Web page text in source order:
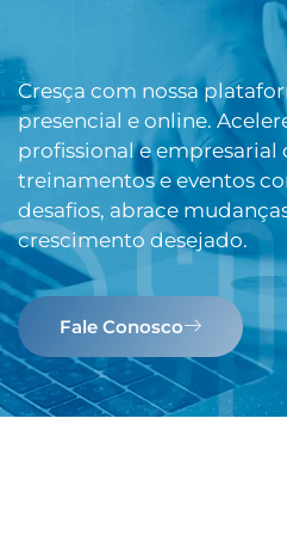
Cresça com nossa
presencial e online.
profissional e empresarial
treinamentos e eventos
desafios, abrace
crescimento desejado.
Fale Conosco